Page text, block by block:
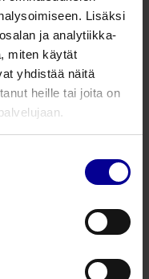
Lisäksi
ja analytiikka-
miten käytät
yhdistää näitä
heille tai joita on
Nenäsairauksien hoito
hoito